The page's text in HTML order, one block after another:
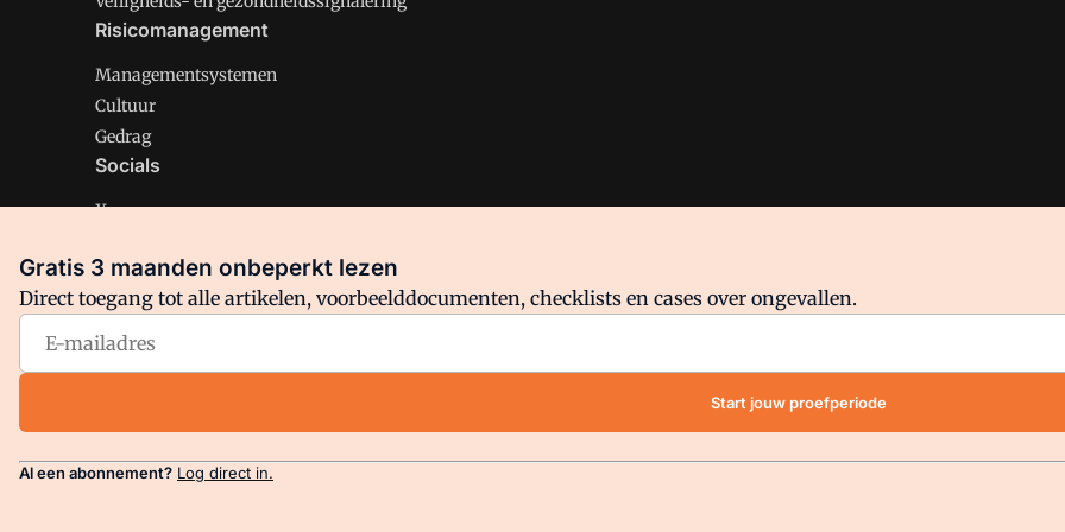
Risicomanagement
Managementsystemen
Cultuur
Gedrag
Socials
X
Facebook
Arbo is onderdeel van VMN media. Lees inons manifestwaar VMN media voor staat. Op gebruik van deze site zijn de
Gratis 3 maanden onbeperkt lezen
Direct toegang tot alle artikelen, voorbeelddocumenten, checklists en cases over ongevallen.
Start jouw proefperiode
Al een abonnement? Log direct in.